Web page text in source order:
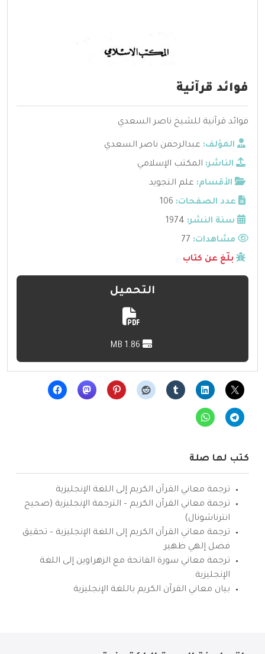
فوائد قرآنية
فوائد قرآنية للشيخ ناصر السعدي
المؤلف: عبدالرحمن ناصر السعدي
الناشر: المكتب الإسلامي
الأقسام: علم التجويد
عدد الصفحات: 106
سنة النشر: 1974
مشاهدات:
بلّغ عن كتاب
التحميل
كتب لها صلة
ترجمة معاني القرآن الكريم إلى اللغة الإنجليزية
ترجمة معاني القرآن الكريم – الترجمة الإنجليزية (صحيح
انترناشونال)
ترجمة معاني القرآن الكريم إلى اللغة الإنجليزية – تحقيق
فضل إلهي ظهير
ترجمة معاني سورة الفاتحة مع الزهراوين إلى اللغة
الإنجليزية
بيان معاني القرآن الكريم باللغة الإنجليزية